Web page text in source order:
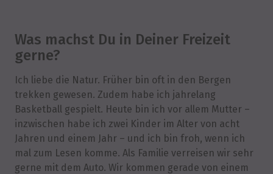
Was machst Du in Deiner Freizeit
gerne?
Ich liebe die Natur. Früher bin oft in den Bergen
trekken gewesen. Zudem habe ich jahrelang
Basketball gespielt. Heute bin ich vor allem Mutter –
inzwischen habe ich zwei Kinder im Alter von acht
Jahren und einem Jahr – und ich bin froh, wenn ich
mal zum Lesen komme. Als Familie verreisen wir sehr
gerne mit dem Auto. Wir kommen gerade von einem